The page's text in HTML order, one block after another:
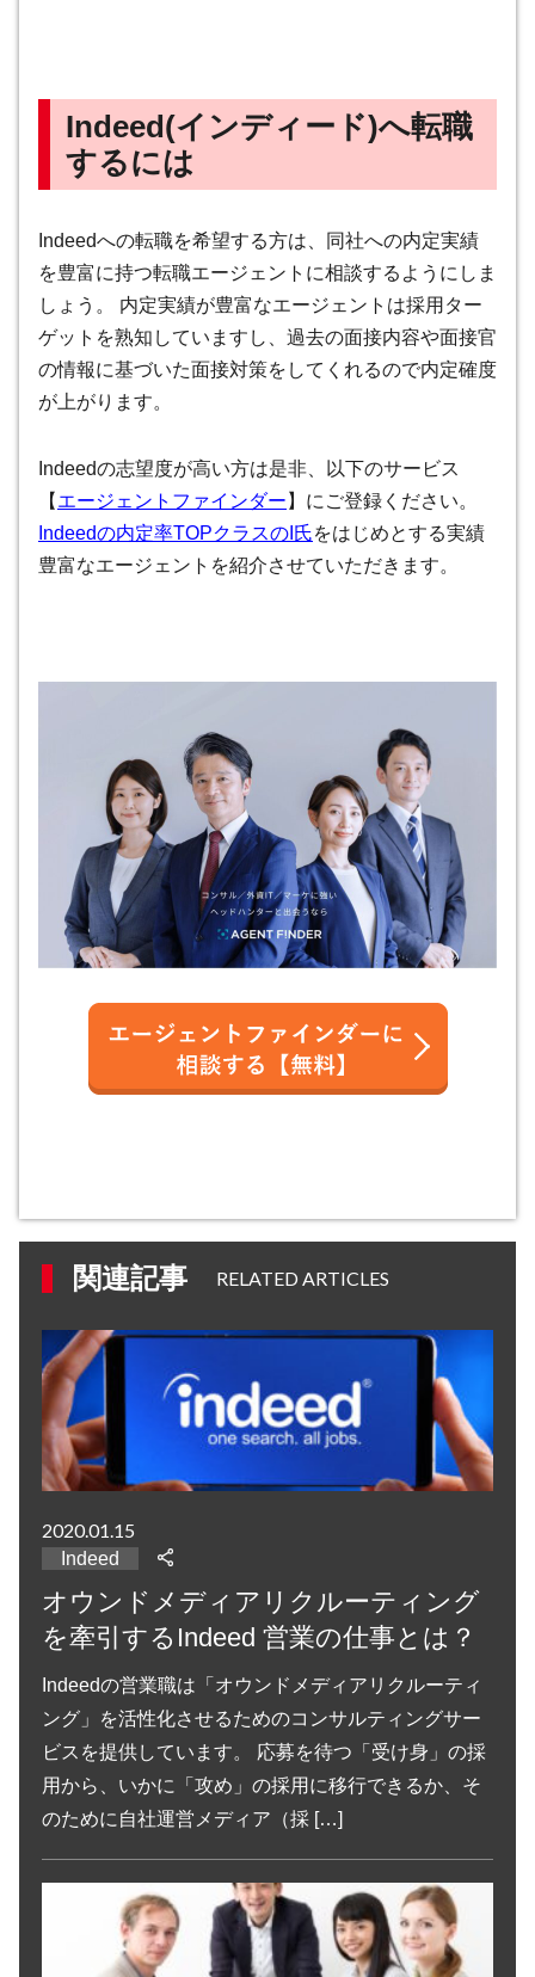
Indeed (インディード)へ転職
するには
Indeedへの転職を希望する方は、同社への内定実績
を豊富に持つ転職エージェントに相談するようにしま
しょう。
内定実績が豊富なエージェントは採用ター
ゲットを熟知していますし、過去の面接内容や面接官
の情報に基づいた面接対策をしてくれるので内定確度
が上がります。
Indeedの志望度が高い方は是非、以下のサービス
【 エージェントファインダー 】にご登録ください。
Indeedの内定率TOPクラスのI氏をはじめとする実績
豊富なエージェントを紹介させていただきます。
関連記事 RELATED ARTICLES
2020.01.15
Indeed
オウンドメディアリクルーティング
を牽引するIndeed 営業の仕事とは？
Indeedの営業職は「オウンドメディアリクルーティ
ング」を活性化させるためのコンサルティングサー
ビスを提供しています。 応募を待つ「受け身」の採
用から、いかに「攻め」の採用に移行できるか、そ
のために自社運営メディア（採 […]